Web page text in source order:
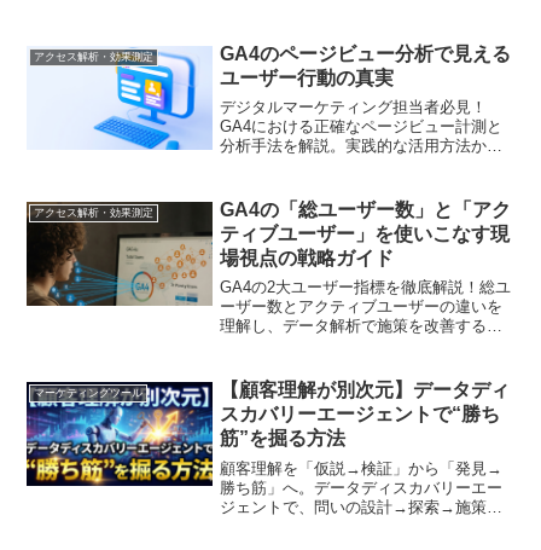
アクセス解析・効果測定
GA4のページビュー分析で見える
ユーザー行動の真実
デジタルマーケティング担当者必見！
GA4における正確なページビュー計測と
分析手法を解説。実践的な活用方法から
アクセス解析・効果測定
GA4の「総ユーザー数」と「アク
ティブユーザー」を使いこなす現
場視点の戦略ガイド
GA4の2大ユーザー指標を徹底解説！総ユ
ーザー数とアクティブユーザーの違いを
理解し、データ解析で施策を改善する方
マーケティングツール
【顧客理解が別次元】データディ
スカバリーエージェントで“勝ち
筋”を掘る方法
顧客理解を「仮説→検証」から「発見→
勝ち筋」へ。データディスカバリーエー
ジェントで、問いの設計→探索→施策化